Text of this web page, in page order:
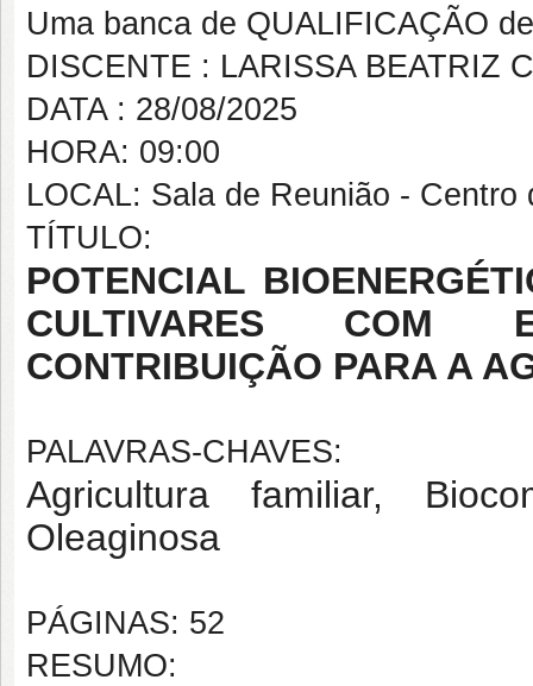
Uma banca de QUALIFICAÇÃO
DISCENTE : LARISSA BEATRIZ
DATA : 28/08/2025
HORA: 09:00
LOCAL: Sala de Reunião -
TÍTULO:
POTENCIAL
CULTIVARES COM
CONTRIBUIÇÃO PARA A
PALAVRAS-CHAVES:
Agricultura familiar,
Oleaginosa
PÁGINAS: 52
RESUMO: